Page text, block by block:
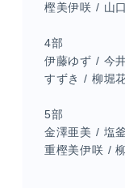
樫美伊咲 / 山
4部
伊藤ゆず / 今
すずき / 柳堀
5部
金澤亜美 / 塩
重樫美伊咲 /